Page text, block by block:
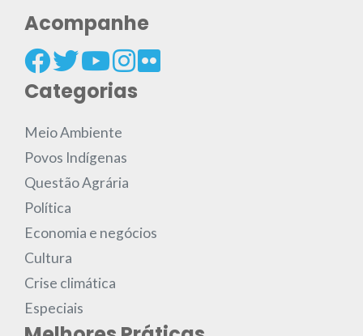
Acompanhe
Categorias
Meio Ambiente
Povos Indígenas
Questão Agrária
Política
Economia e negócios
Cultura
Crise climática
Especiais